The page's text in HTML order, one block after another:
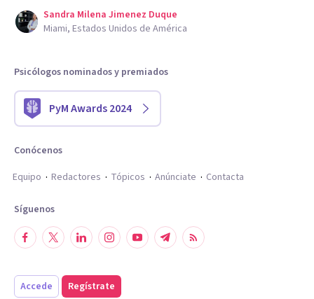
Sandra Milena Jimenez Duque
Miami, Estados Unidos de América
Psicólogos nominados y premiados
PyM Awards 2024
Conócenos
Equipo
Redactores Tópicos Anúnciate Contacta
Síguenos
Accede Regístrate